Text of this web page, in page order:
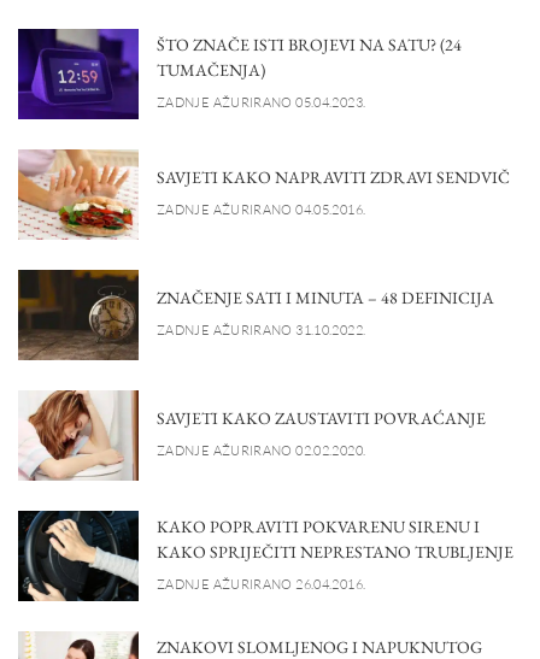
ŠTO ZNAČE ISTI BROJEVI NA SATU? (24
TUMAČENJA)
ZADNJE AŽURIRANO 05.04.2023.
SAVJETI KAKO NAPRAVITI ZDRAVI SENDVIČ
ZADNJE AŽURIRANO 04.05.2016.
ZNAČENJE SATI I MINUTA – 48 DEFINICIJA
ZADNJE AŽURIRANO 31.10.2022.
SAVJETI KAKO ZAUSTAVITI POVRAĆANJE
ZADNJE AŽURIRANO 02.02.2020.
KAKO POPRAVITI POKVARENU SIRENU I
KAKO SPRIJEČITI NEPRESTANO TRUBLJENJE
ZADNJE AŽURIRANO 26.04.2016.
ZNAKOVI SLOMLJENOG I NAPUKNUTOG